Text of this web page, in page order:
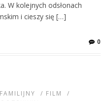
W kolejnych odsłonach
i cieszy się […]
0
FAMILIJNY / FILM
/